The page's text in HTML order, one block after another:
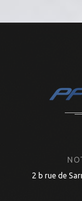
2 b rue de